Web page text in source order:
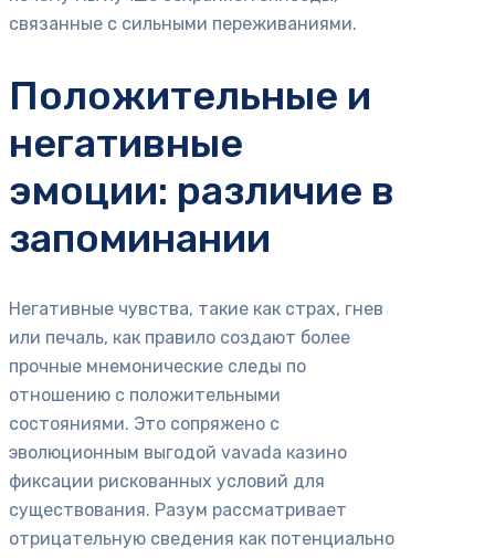
связанные с сильными переживаниями.
Положительные и
негативные
эмоции: различие в
запоминании
Негативные чувства, такие как страх, гнев
или печаль, как правило создают более
прочные мнемонические следы по
отношению с положительными
состояниями. Это сопряжено с
эволюционным выгодой vavada казино
фиксации рискованных условий для
существования. Разум рассматривает
отрицательную сведения как потенциально